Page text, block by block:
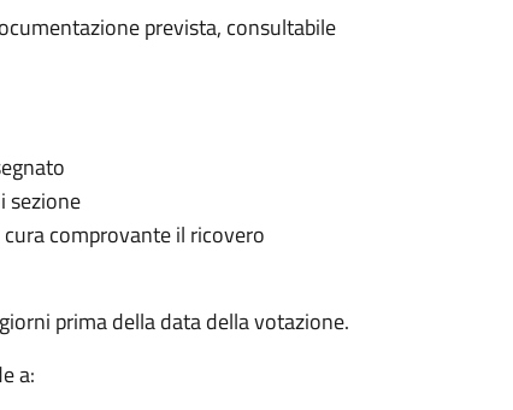
prevista, consultabile
sezione
comprovante il ricovero
prima della data della votazione.
a: